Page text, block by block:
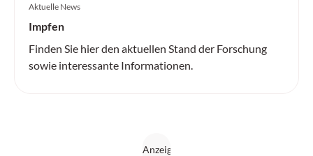
Aktuelle News
Impfen
Finden Sie hier den aktuellen Stand der Forschung
sowie interessante Informationen.